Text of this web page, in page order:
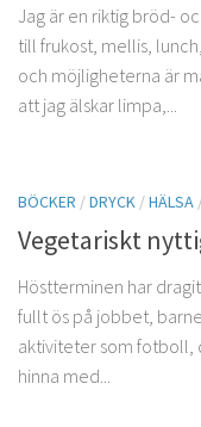
Jag är en riktig bröd-
till frukost, mellis,
och möjligheterna är
att jag älskar limpa,...
BÖCKER /DRYCK /HÄLSA
Vegetariskt
Höstterminen har
fullt ös på jobbet,
aktiviteter som fotboll,
hinna med...